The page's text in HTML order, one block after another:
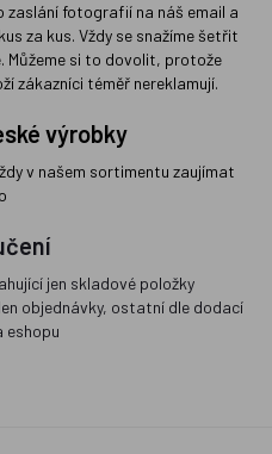
zaslání fotografií na náš email a
za kus. Vždy se snažíme šetřit
Můžeme si to dovolit, protože
zákazníci téměř nereklamují.
výrobky
v našem sortimentu zaujímat
jen skladové položky
objednávky, ostatní dle dodací
eshopu